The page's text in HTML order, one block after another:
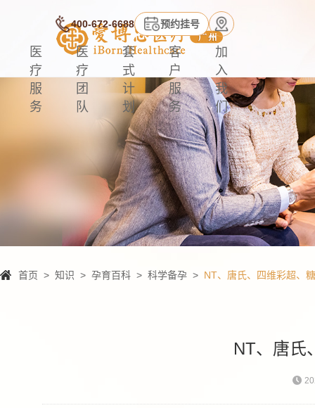
医
疗
服
务
医
疗
团
队
套
式
计
划
客
户
服
务
加
入
我
们
400-672-6688 预约挂号
首页 > 知识 > 孕育百科 > 科学备孕 > NT、唐氏、四维彩超、
NT、唐氏